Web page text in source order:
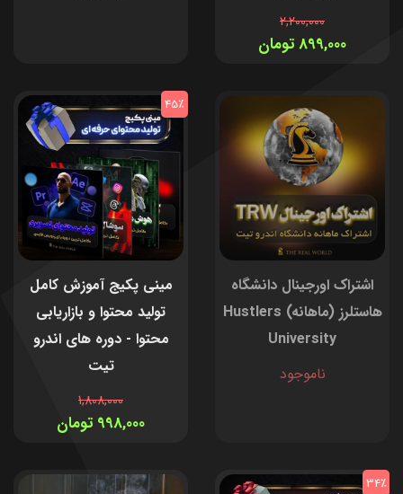
2,200,000
899,000 تومان
اشتراک اورجینال دانشگاه
هاستلرز (ماهانه) Hustlers
University
ناموجود
مینی پکیج آموزش کامل
تولید محتوا و بازاریابی
محتوا - دوره های اندرو
تیت
1,808,000
998,000 تومان
45٪
34٪